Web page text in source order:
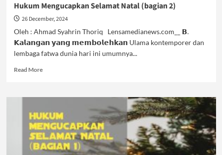
Hukum Mengucapkan Selamat Natal (bagian 2)
26 December, 2024
Oleh : Ahmad Syahrin Thoriq Lensamedianews.com__ 𝗕.
𝗞𝗮𝗹𝗮𝗻𝗴𝗮𝗻 𝘆𝗮𝗻𝗴 𝗺𝗲𝗺𝗯𝗼𝗹𝗲𝗵𝗸𝗮𝗻 Ulama kontemporer dan
lembaga fatwa dunia hari ini umumnya...
Read MoreRead
Hukum
Selamat
Natal
(bagian
2)